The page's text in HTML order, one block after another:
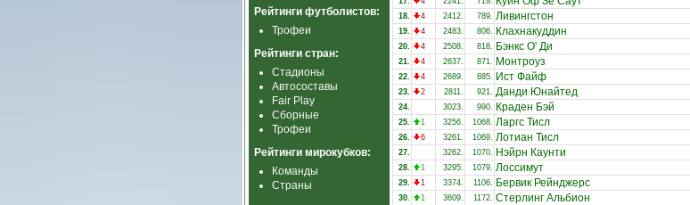
Рейтинги футболистов:
Трофеи
Рейтинги стран:
Стадионы
Автосоставы
Fair Play
Сборные
Трофеи
Рейтинги мирокубков:
Команды
Страны
18. 4 2412. 789. Ливингстон
19. 4 2483. 806. Клахнакуддин
20. 4 2508. 818. Бэнкс О' Ди
21. 4 2637. 871. Монтроуз
22. 4 2689. 885. Ист Файф
23. 2 2811. 921. Данди Юнайтед
24. 3023. 990. Краден Бэй
25. 1 3256. 1068. Ларгс Тисл
26. 6 3261. 1069. Лотиан Тисл
27. 3262. 1070. Нэйрн Каунти
28. 1 3295. 1079. Лоссимут
29. 1 3374. 1106. Бервик Рейнджерс
30. 1 3609. 1172. Стерлинг Альбион